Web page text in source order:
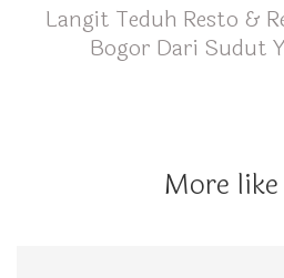
Langit Teduh Resto &
Bogor Dari Sudut
More